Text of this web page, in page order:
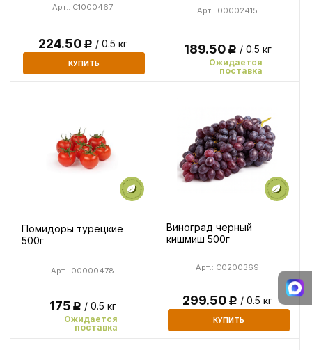
Арт.: C1000467
224.50Р / 0.5 кг
КУПИТЬ
Арт.: 00002415
189.50Р / 0.5 кг
Ожидается
поставка
Помидоры турецкие
500г
Арт.: 00000478
175Р / 0.5 кг
Ожидается
поставка
Виноград черный
кишмиш 500г
Арт.: C0200369
299.50Р / 0.5 кг
КУПИТЬ